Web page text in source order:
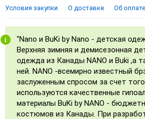
Условия закупки О доставке Об оплате
"Nаnо и BuKi by Nаnо - детская
Верхняя зимняя и демисезонная
одежда из Канады NANO и Вuki ,а
ней. NANO -всемирно известный
заслуженным спросом за счет
используются качественные
материалы BuKi by NANO -
костюмов из Канады. При